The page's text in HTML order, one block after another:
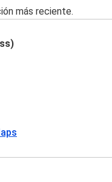
más reciente.